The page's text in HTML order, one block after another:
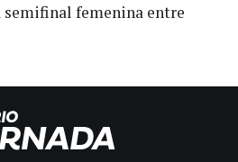
femenina entre